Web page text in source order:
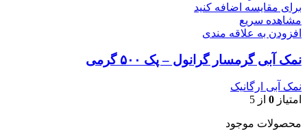
برای مقایسه اضافه کنید
مشاهده سریع
افزودن به علاقه مندی
نمک آبی گرمسار گرانول – پک ۵۰۰ گرمی
نمک آبی ارگانیک
امتیاز 0 از 5
محصولات موجود